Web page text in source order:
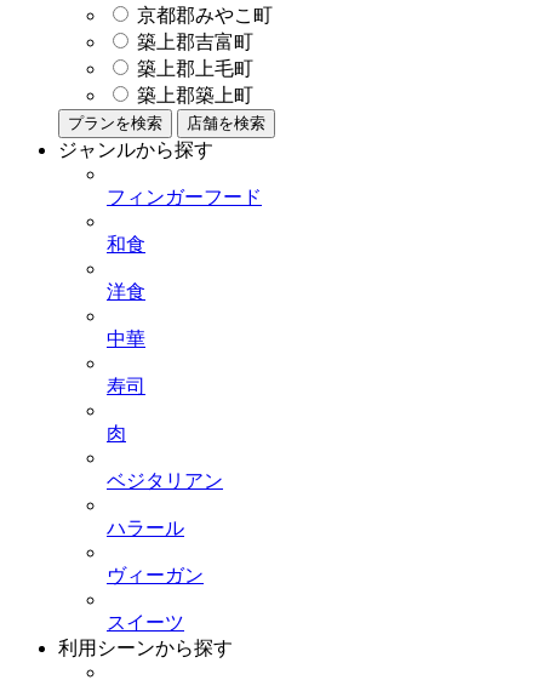
京都郡みやこ町
築上郡吉富町
築上郡上毛町
築上郡築上町
プランを検索 店舗を検索
ジャンルから探す
フィンガーフード
和食
洋食
中華
寿司
肉
ベジタリアン
ハラール
ヴィーガン
スイーツ
利用シーンから探す